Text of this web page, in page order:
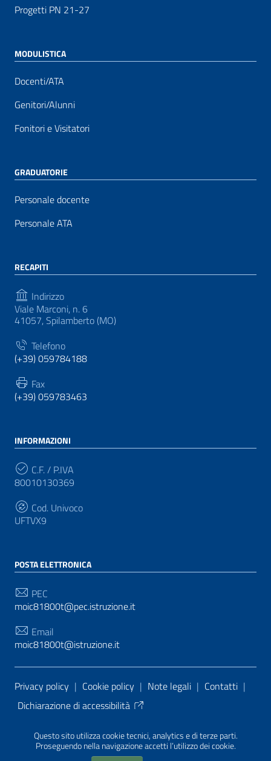
Questo sito utilizza cookie tecnici, analytics e di terze parti.
Proseguendo nella navigazione accetti l’utilizzo dei cookie.
Progetti PN 21-27
MODULISTICA
Docenti/ATA
Genitori/Alunni
Fonitori e Visitatori
GRADUATORIE
Personale docente
Personale ATA
RECAPITI
Indirizzo
Viale Marconi, n. 6
41057, Spilamberto (MO)
Telefono
(+39) 059784188
Fax
(+39) 059783463
INFORMAZIONI
C.F. / P.IVA
80010130369
Cod. Univoco
UFTVX9
POSTA ELETTRONICA
PEC
moic81800t@pec.istruzione.it
Email
moic81800t@istruzione.it
Sezione Link Utili
Privacy policy | Cookie policy | Note legali | Contatti |
Dichiarazione di accessibilità
PA di AgID
| Realizzato con WordPress
da